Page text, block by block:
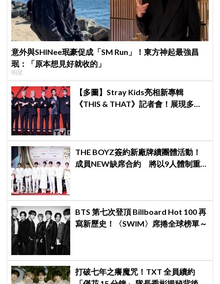
意外與SHINee珉豪促成「SM Run」！東方神起最強昌
珉：「原本想見好就收的」
明星
【多圖】Stray Kids亮相新專輯
《THIS & THAT》記者會！展現多才
THE BOYZ簽約新廠牌續團體活動！
成員NEW缺席合約 將以9人體制重
BTS 第七次登頂 Billboard Hot 100 再
寫新歷史！〈SWIM〉席捲全球榜單～
打破七年之癢魔咒！TXT 全員續約